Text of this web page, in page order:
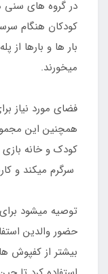
در گروه های
کودکان هنگام
بار ها و بارها از
میخورند.
همچنین این
کودک و خانه
سرگرم میکند و
حضور والدین
بیشتر از کفپوش